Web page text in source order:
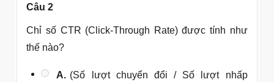
Câu 2
Chỉ số CTR (Click-Through Rate) được tính như
thế nào?
A. (Số lượt chuyển đổi / Số lượt nhấp